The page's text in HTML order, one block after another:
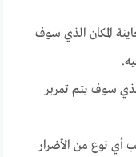
المكان الذي سوف
سوف يتم تمرير
أي نوع من الأضرار